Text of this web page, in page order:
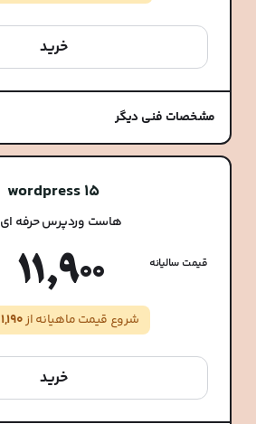
خرید
مشخصات فنی دیگر
wordpress 15
هاست وردپرس حرفه ای 15
قیمت سالیانه 11,900
شروع قیمت ماهیانه از1,190 تومان
خرید